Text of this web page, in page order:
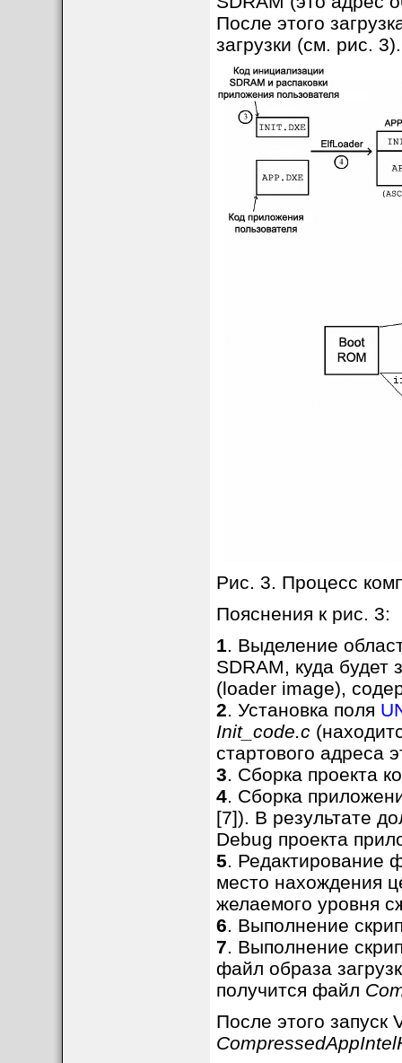
После этого
загрузки (см. рис. 3).
Рис. 3. Процесс
Пояснения к рис. 3:
1. Выделение
SDRAM, куда будет
(loader image),
2. Установка поля
Init_code.c
стартового адреса
3. Сборка проекта
4. Сборка
[7]). В результате
Debug проекта
5. Редактирование
место нахождения
желаемого уровня
6. Выполнение
7. Выполнение
файл образа
получится файл
После этого